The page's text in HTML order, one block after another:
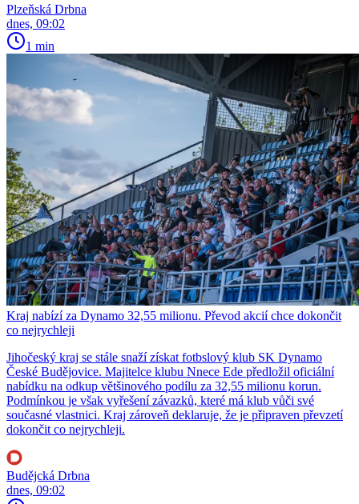
Plzeňská Drbna
dnes, 09:02
1 min
Kraj nabízí za Dynamo 32,55 milionu. Převod akcií chce dokončit
co nejrychleji
Jihočeský kraj se stále snaží získat fotbslový klub SK Dynamo
České Budějovice. Majitelce klubu Nnece Ede předložil oficiální
nabídku na odkup většinového podílu za 32,55 milionu korun.
Podmínkou je však vyřešení závazků, které má klub vůči své
současné vlastnici. Kraj zároveň deklaruje, že je připraven převzetí
dokončit co nejrychleji.
Budějcká Drbna
dnes, 09:02